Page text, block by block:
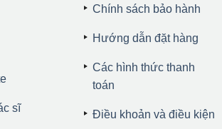
sĩ
Chính sách bảo hành
Hướng dẫn đặt hàng
Các hình thức thanh
toán
Điều khoản và điều kiện